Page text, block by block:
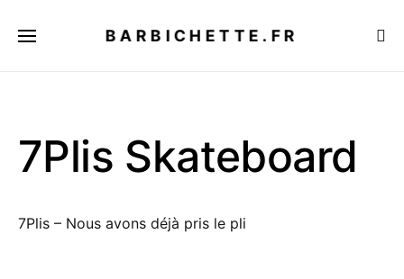
BARBICHETTE.FR
7Plis Skateboard
7Plis – Nous avons déjà pris le pli